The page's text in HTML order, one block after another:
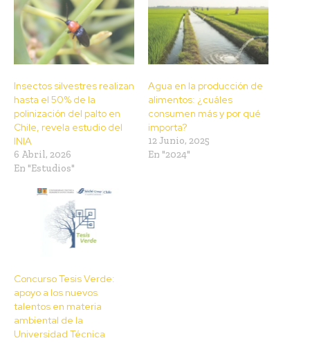
Insectos silvestres realizan
hasta el 50% de la
polinización del palto en
Chile, revela estudio del
INIA
6 Abril, 2026
En "Estudios"
Agua en la producción de
alimentos: ¿cuáles
consumen más y por qué
importa?
12 Junio, 2025
En "2024"
Concurso Tesis Verde:
apoyo a los nuevos
talentos en materia
ambiental de la
Universidad Técnica